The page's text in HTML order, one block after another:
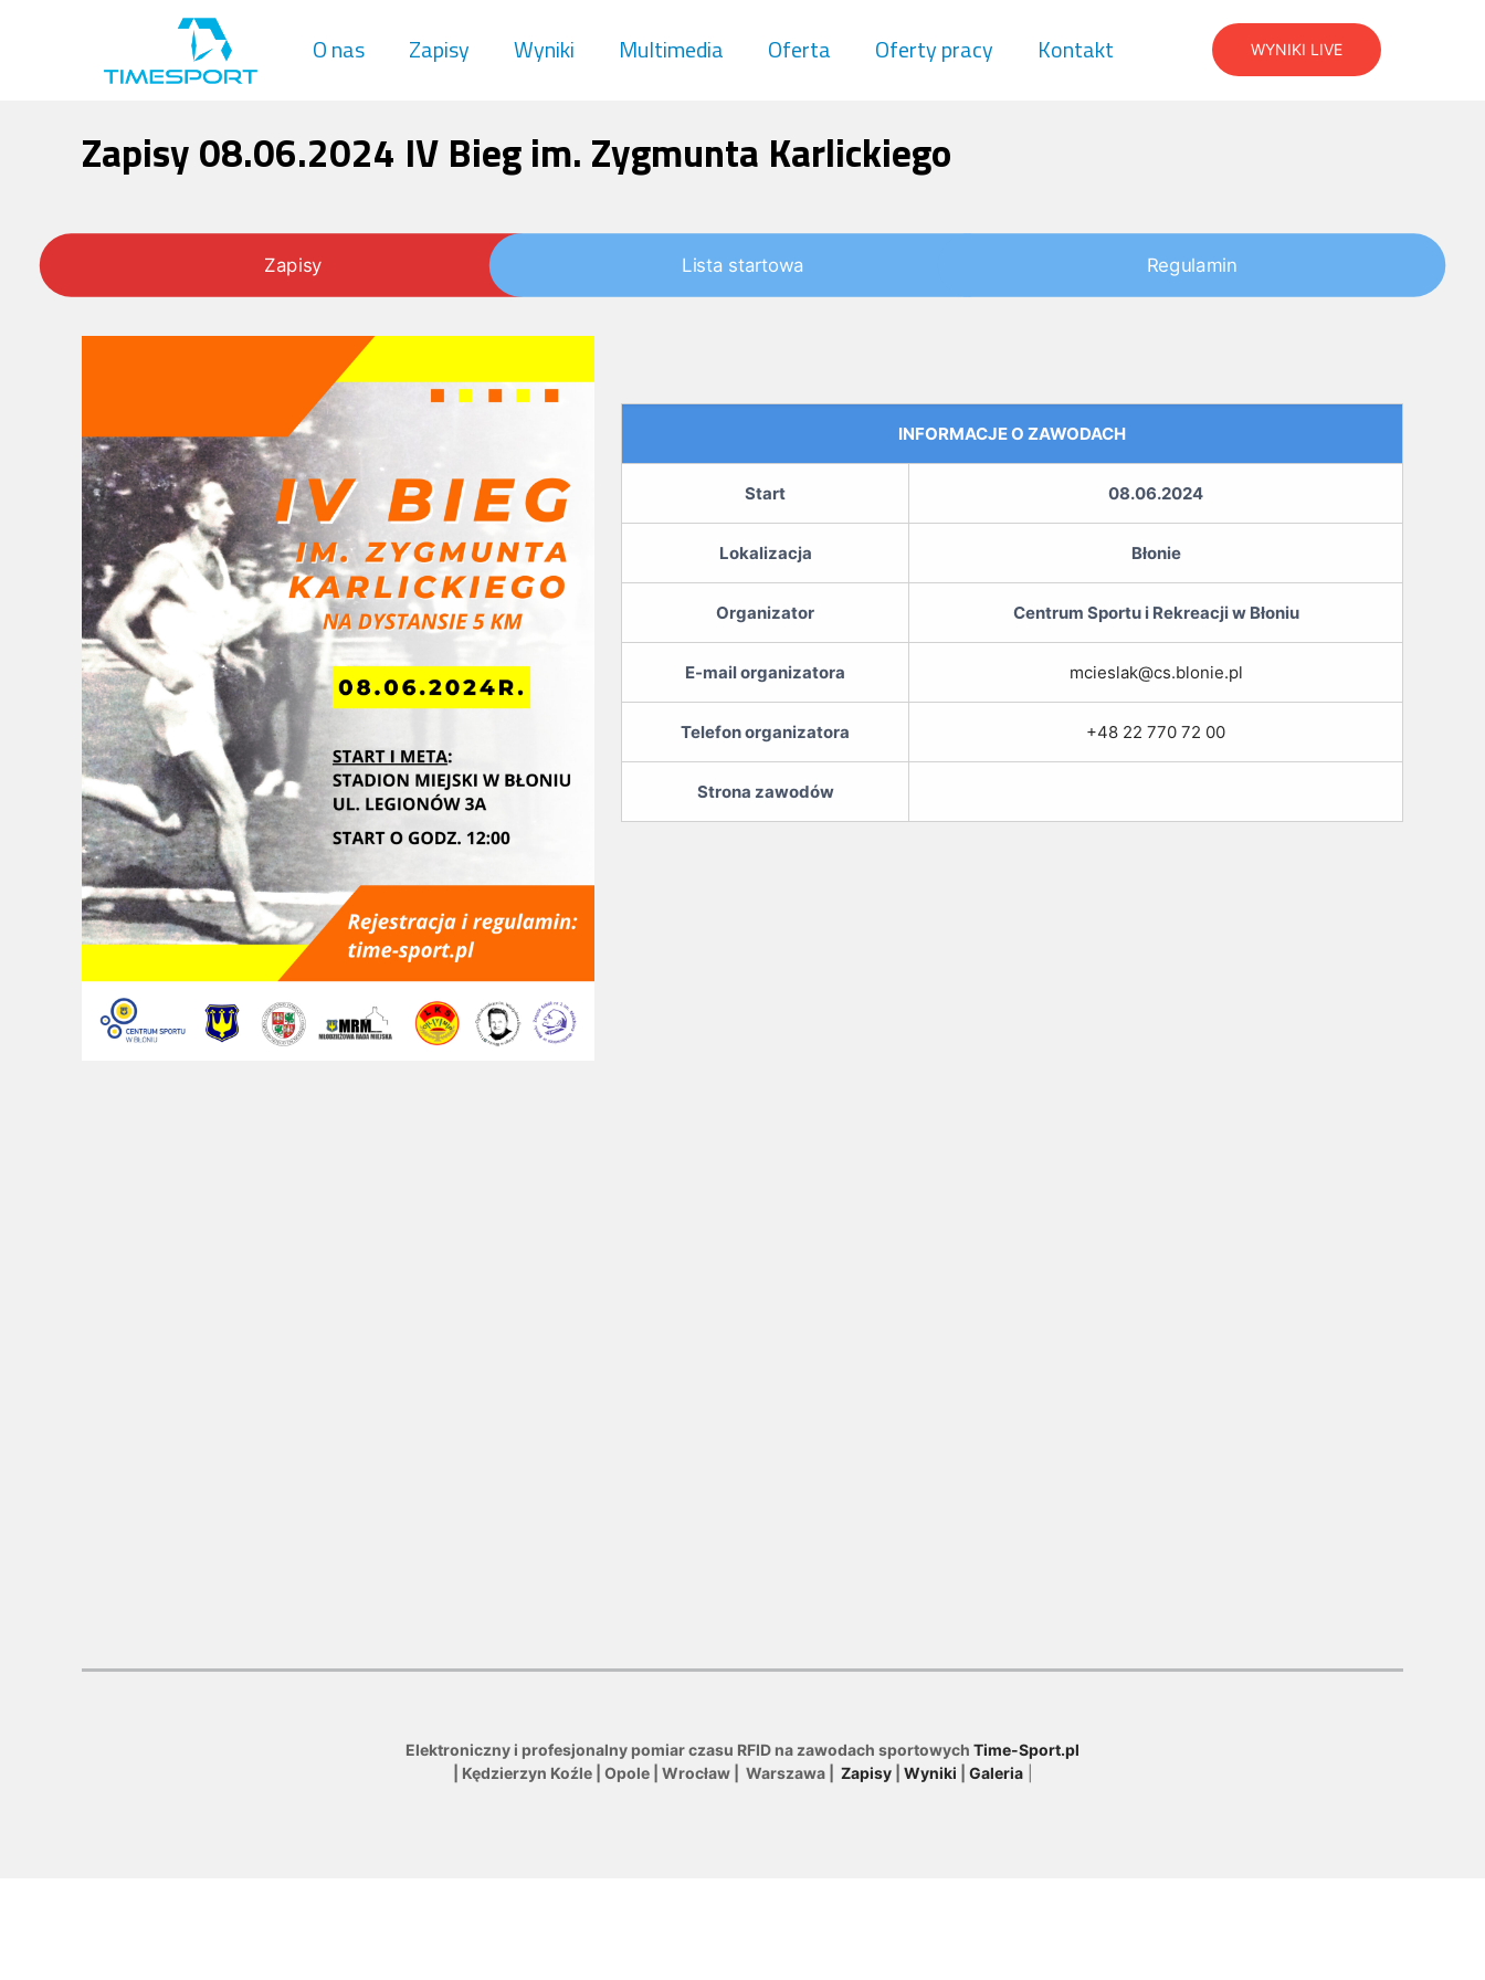
O nas Zapisy Wyniki Multimedia Oferta Oferty pracy Kontakt WYNIKI LIVE
Zapisy 08.06.2024 IV Bieg im. Zygmunta Karlickiego
Zapisy Lista startowa Regulamin
INFORMACJE O ZAWODACH
Start 08.06.2024
Lokalizacja Błonie
Organizator Centrum Sportu i Rekreacji w Błoniu
E-mail organizatora mcieslak@cs.blonie.pl
Telefon organizatora +48 22 770 72 00
Strona zawodów
Elektroniczny i profesjonalny pomiar czasu RFID na zawodach sportowych Time-Sport.pl
| Kędzierzyn Koźle | Opole | Wrocław | Warszawa | Zapisy| Wyniki Galeria|